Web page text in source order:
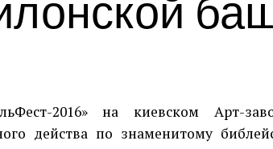
2016» на киевском Арт-
действа по знаменитому